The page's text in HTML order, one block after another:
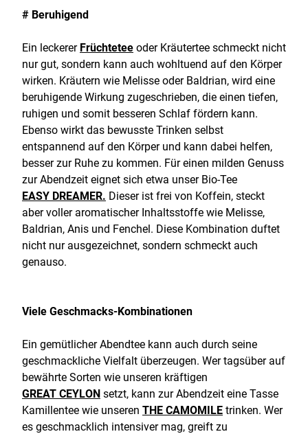
# Beruhigend
Ein leckerer Früchtetee oder Kräutertee schmeckt nicht
nur gut, sondern kann auch wohltuend auf den Körper
wirken. Kräutern wie Melisse oder Baldrian, wird eine
beruhigende Wirkung zugeschrieben, die einen tiefen,
ruhigen und somit besseren Schlaf fördern kann.
Ebenso wirkt das bewusste Trinken selbst
entspannend auf den Körper und kann dabei helfen,
besser zur Ruhe zu kommen. Für einen milden Genuss
zur Abendzeit eignet sich etwa unser Bio-Tee
EASY DREAMER. Dieser ist frei von Koffein, steckt
aber voller aromatischer Inhaltsstoffe wie Melisse,
Baldrian, Anis und Fenchel. Diese Kombination duftet
nicht nur ausgezeichnet, sondern schmeckt auch
genauso.
Viele Geschmacks-Kombinationen
Ein gemütlicher Abendtee kann auch durch seine
geschmackliche Vielfalt überzeugen. Wer tagsüber auf
bewährte Sorten wie unseren kräftigen
GREAT CEYLON setzt, kann zur Abendzeit eine Tasse
Kamillentee wie unseren THE CAMOMILE trinken. Wer
es geschmacklich intensiver mag, greift zu